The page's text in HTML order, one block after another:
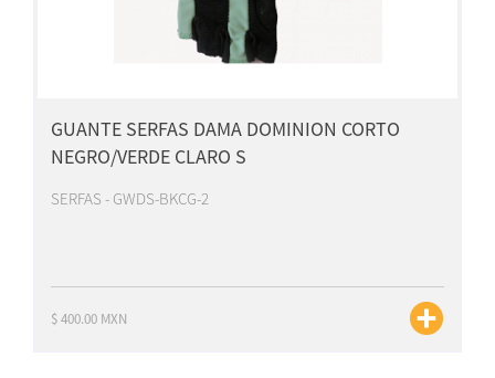
GUANTE SERFAS DAMA DOMINION CORTO
NEGRO/VERDE CLARO S
SERFAS - GWDS-BKCG-2
$ 400.00 MXN